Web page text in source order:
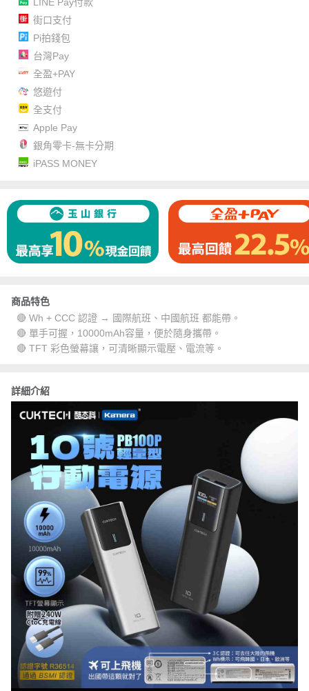
街口支付
Pi拍錢包
台灣Pay
全盈+PAY
悠遊付
全支付
Apple Pay
銀角零卡-無卡分期
iPASS MONEY
商品特色
🔴 Wh + CCC 認證 → 國際航班、中國航班 都能帶。
🔴 單手可握，10000mAh容量，便於隨身攜帶。
🔴 TFT 彩色螢幕讓，可清晰顯示電壓、電流等。
詳細介紹